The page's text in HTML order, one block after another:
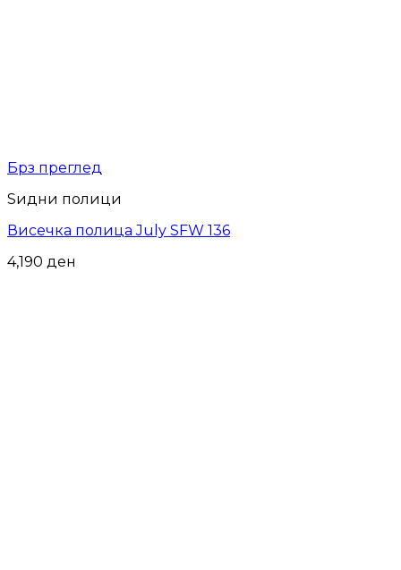
Брз преглед
Ѕидни полици
Висечка полица July SFW 136
4,190 ден